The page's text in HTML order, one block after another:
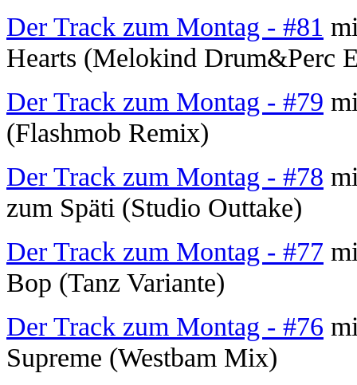
Der Track zum Montag - #81
Hearts (Melokind Drum&Perc
Der Track zum Montag - #79
(Flashmob Remix)
Der Track zum Montag - #78
zum Späti (Studio Outtake)
Der Track zum Montag - #77
Bop (Tanz Variante)
Der Track zum Montag - #76
Supreme (Westbam Mix)